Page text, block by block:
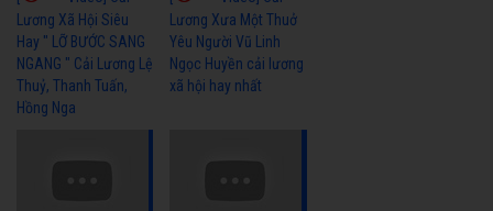
Lương Xã Hội Siêu
Hay " LỠ BƯỚC SANG
NGANG " Cải Lương Lệ
Thuỷ, Thanh Tuấn,
Hồng Nga
Lương Xưa Một Thuở
Yêu Người Vũ Linh
Ngọc Huyền cải lương
xã hội hay nhất